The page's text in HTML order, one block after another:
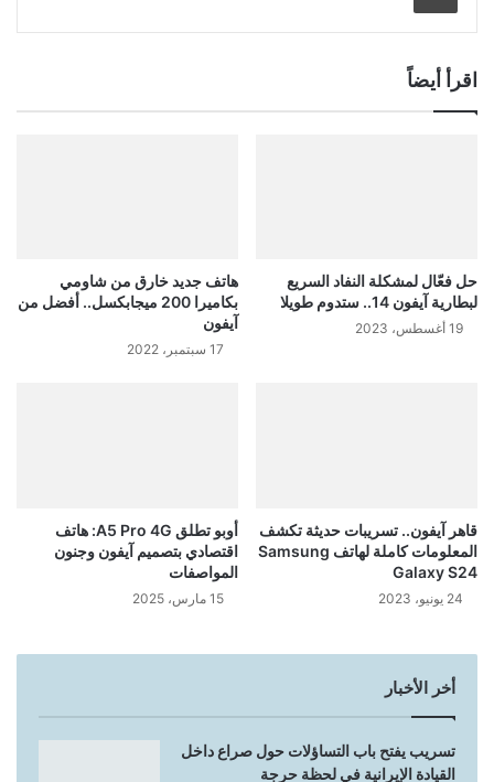
اقرأ أيضاً
حل فعّال لمشكلة النفاد السريع
لبطارية آيفون 14.. ستدوم طويلا
19 أغسطس، 2023
هاتف جديد خارق من شاومي
بكاميرا 200 ميجابكسل.. أفضل من
آيفون
17 سبتمبر، 2022
قاهر آيفون.. تسريبات حديثة تكشف
المعلومات كاملة لهاتف Samsung
Galaxy S24
24 يونيو، 2023
أوبو تطلق A5 Pro 4G: هاتف
اقتصادي بتصميم آيفون وجنون
المواصفات
15 مارس، 2025
أخر الأخبار
تسريب يفتح باب التساؤلات حول صراع داخل
القيادة الإيرانية في لحظة حرجة